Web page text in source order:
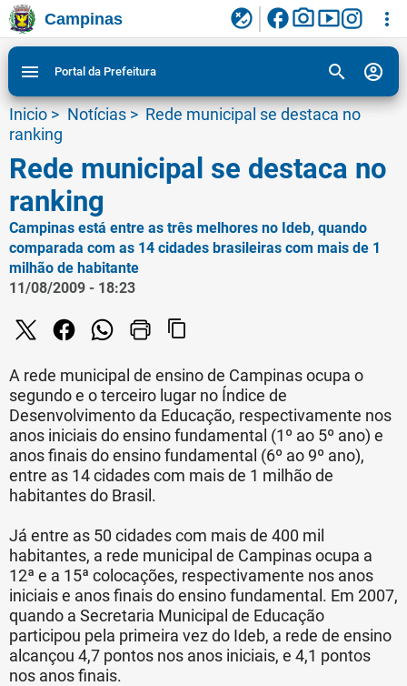
Ir para conteudo
Ir para menu do site da Prefeitura de Campinas
Ligar/Desligar contraste visual de tela para
acessibilidade
3
Campinas flaky facebookphoto_camerasmart_display more_vert
menu Portal da Prefeitura search account_circle
Inicio > Notícias> Rede municipal se destaca no
ranking
Rede municipal se destaca no
ranking
Campinas está entre as três melhores no Ideb, quando
comparada com as 14 cidades brasileiras com mais de 1
milhão de habitante
11/08/2009 - 18:23
content_copy
A rede municipal de ensino de Campinas ocupa o
segundo e o terceiro lugar no Índice de
Desenvolvimento da Educação, respectivamente nos
anos iniciais do ensino fundamental (1º ao 5º ano) e
anos finais do ensino fundamental (6º ao 9º ano),
entre as 14 cidades com mais de 1 milhão de
habitantes do Brasil.
Já entre as 50 cidades com mais de 400 mil
habitantes, a rede municipal de Campinas ocupa a
12ª e a 15ª colocações, respectivamente nos anos
iniciais e anos finais do ensino fundamental. Em 2007,
quando a Secretaria Municipal de Educação
participou pela primeira vez do Ideb, a rede de ensino
alcançou 4,7 pontos nos anos iniciais, e 4,1 pontos
nos anos finais.